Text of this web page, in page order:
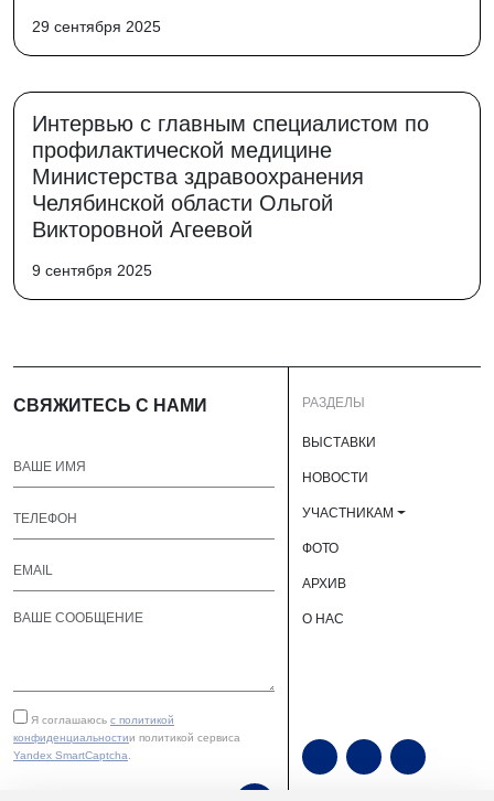
29 сентября 2025
Интервью с главным специалистом по
профилактической медицине
Министерства здравоохранения
Челябинской области Ольгой
Викторовной Агеевой
9 сентября 2025
СВЯЖИТЕСЬ С НАМИ
Я соглашаюсь с политикой
конфиденциальностии политикой сервиса
Yandex SmartCaptcha.
РАЗДЕЛЫ
ВЫСТАВКИ
НОВОСТИ
УЧАСТНИКАМ
ФОТО
АРХИВ
О НАС